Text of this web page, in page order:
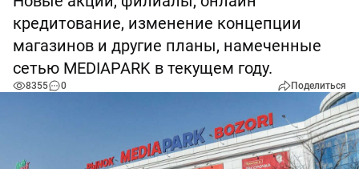
кредитование, изменение концепции
магазинов и другие планы, намеченные
сетью MEDIAPARK в текущем году.
8355 0 Поделиться